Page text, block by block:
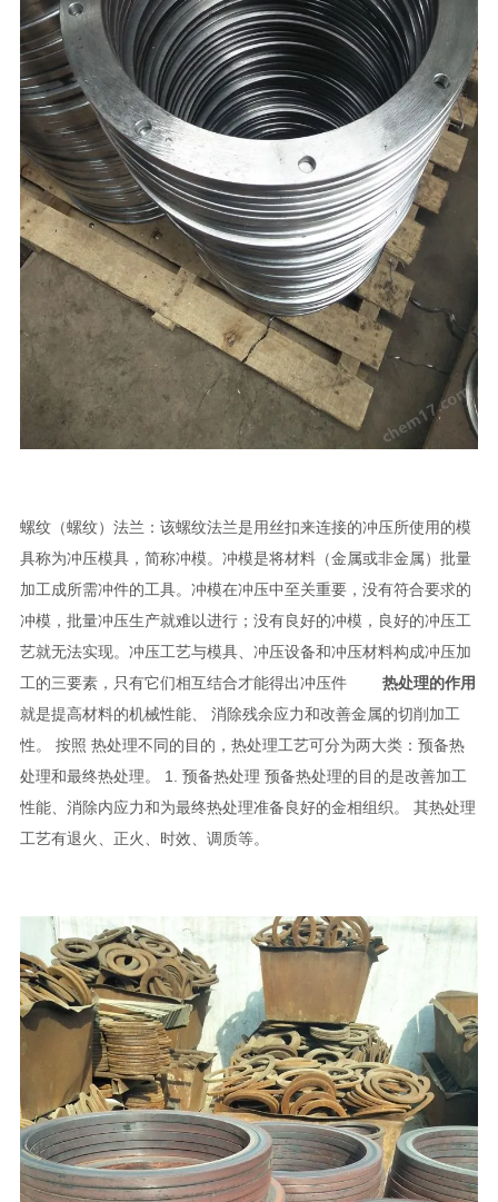
螺纹（螺纹）法兰：该螺纹法兰是用丝扣来连接的冲压所使用的模
具称为冲压模具，简称冲模。冲模是将材料（金属或非金属）批量
加工成所需冲件的工具。冲模在冲压中至关重要，没有符合要求的
冲模，批量冲压生产就难以进行；没有良好的冲模，良好的冲压工
艺就无法实现。冲压工艺与模具、冲压设备和冲压材料构成冲压加
工的三要素，只有它们相互结合才能得出冲压件 热处理的作用
就是提高材料的机械性能、 消除残余应力和改善金属的切削加工
性。 按照 热处理不同的目的，热处理工艺可分为两大类：预备热
处理和最终热处理。 1. 预备热处理 预备热处理的目的是改善加工
性能、消除内应力和为最终热处理准备良好的金相组织。 其热处理
工艺有退火、正火、时效、调质等。